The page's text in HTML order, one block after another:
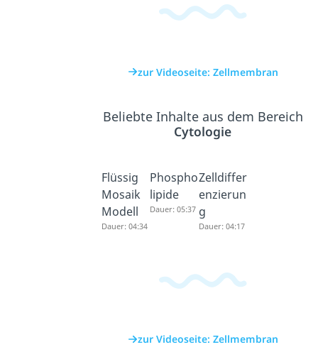
zur Videoseite: Zellmembran
Beliebte Inhalte aus dem Bereich
Cytologie
Flüssig
Mosaik
Modell
Dauer: 04:34
Phospho
lipide
Dauer: 05:37
Zelldiffer
enzierun
g
Dauer: 04:17
zur Videoseite: Zellmembran